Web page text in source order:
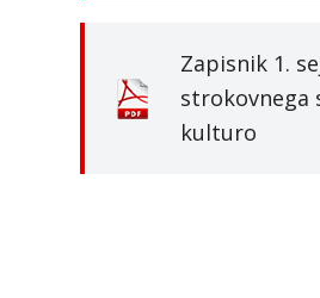
Zapisnik 1.
strokovnega
kulturo